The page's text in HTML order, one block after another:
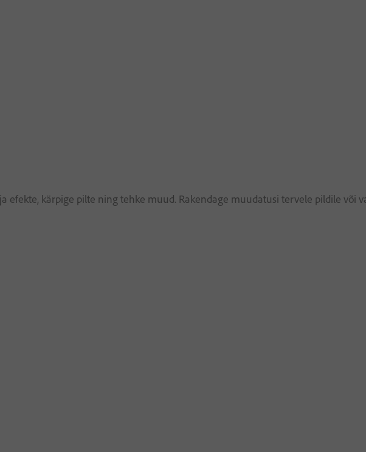
efekte, kärpige pilte ning tehke muud. Rakendage muudatusi tervele pildile või